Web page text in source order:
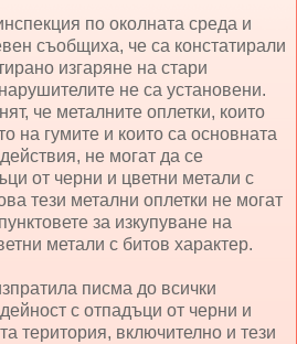
по околната среда и
съобщиха, че са констатирали
изгаряне на стари
не са установени.
че металните оплетки, които
на гумите и които са основната
не могат да се
от черни и цветни метали с
тези метални оплетки не могат
за изкупуване на
метали с битов характер.
писма до всички
с отпадъци от черни и
територия, включително и тези